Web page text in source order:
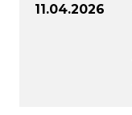
11.04.2026